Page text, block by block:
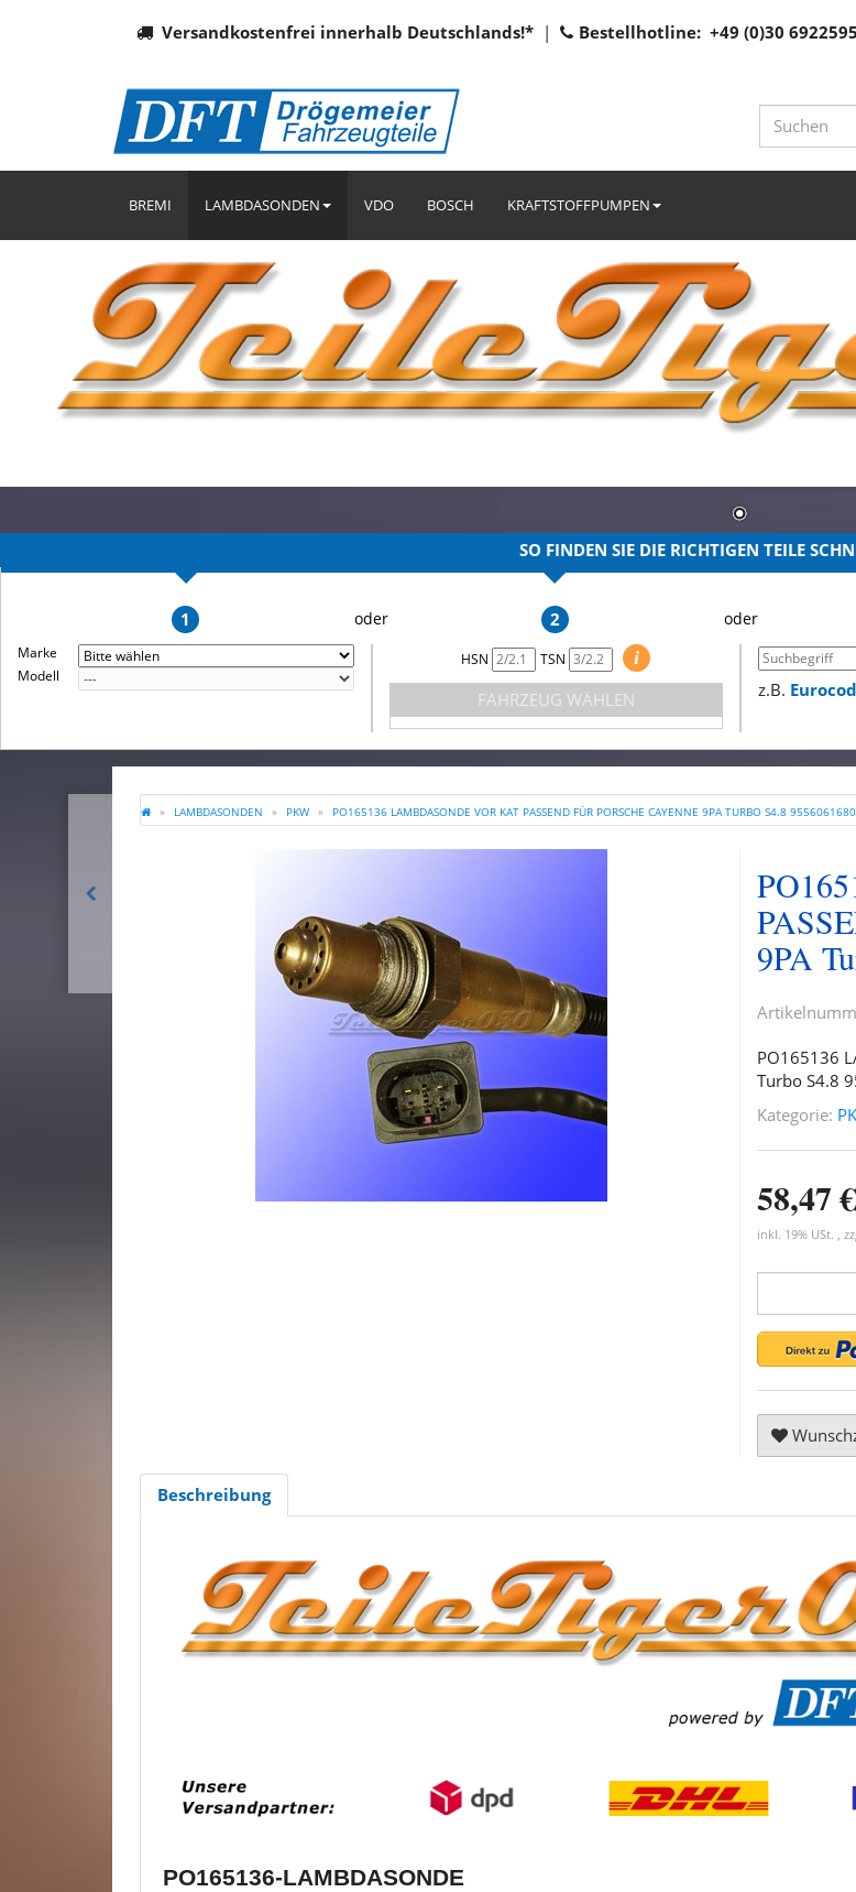
Versandkostenfrei innerhalb Deutschlands!* | Bestellhotline: +49 (0)30 6922595
BREMI LAMBDASONDEN VDO BOSCH KRAFTSTOFFPUMPEN
SO FINDEN SIE DIE RICHTIGEN TEILE
1
Marke
Modell
2
HSN TSN
i
FAHRZEUG WÄHLEN
z.B.
LAMBDASONDEN PKW PO165136 LAMBDASONDE VOR KAT PASSEND FÜR PORSCHE CAYENNE 9PA TURBO S4.8
9PA
PO165136
Turbo S4.8
Kategorie:
58,47 €
inkl. 19% USt. ,
Beschreibung
PO165136-LAMBDASONDE